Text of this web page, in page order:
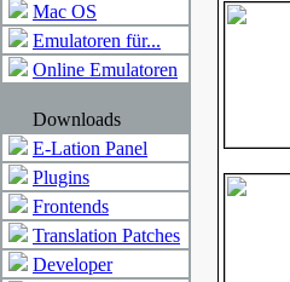
Mac OS
Emulatoren für...
Online Emulatoren
Downloads
E-Lation Panel
Plugins
Frontends
Translation Patches
Developer